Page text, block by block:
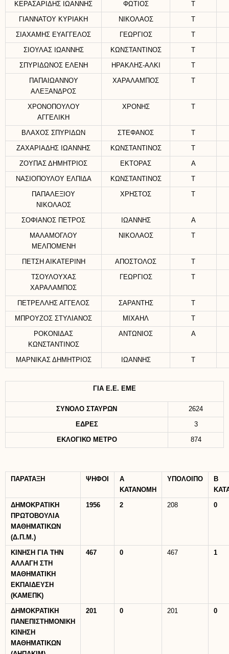
ΚΕΡΑΣΑΡΙΔΗΣ ΙΩΑΝΝΗΣ ΦΩΤΙΟΣ
ΓΙΑΝΝΑΤΟΥ ΚΥΡΙΑΚΗ ΝΙΚΟΛΑΟΣ
ΣΙΑΧΑΜΗΣ ΕΥΑΓΓΕΛΟΣ ΓΕΩΡΓΙΟΣ
ΣΙΟΥΛΑΣ ΙΩΑΝΝΗΣ ΚΩΝΣΤΑΝΤΙΝΟΣ
ΣΠΥΡΙΔΩΝΟΣ ΕΛΕΝΗ ΗΡΑΚΛΗΣ-ΑΛΚΙ
ΠΑΠΑΙΩΑΝΝΟΥ
ΑΛΕΞΑΝΔΡΟΣ
ΧΑΡΑΛΑΜΠΟΣ
ΧΡΟΝΟΠΟΥΛΟΥ
ΑΓΓΕΛΙΚΗ
ΧΡΟΝΗΣ
ΒΛΑΧΟΣ ΣΠΥΡΙΔΩΝ ΣΤΕΦΑΝΟΣ
ΖΑΧΑΡΙΑΔΗΣ ΙΩΑΝΝΗΣ ΚΩΝΣΤΑΝΤΙΝΟΣ
ΖΟΥΠΑΣ ΔΗΜΗΤΡΙΟΣ ΕΚΤΟΡΑΣ Α
ΝΑΣΙΟΠΟΥΛΟΥ ΕΛΠΙΔΑ ΚΩΝΣΤΑΝΤΙΝΟΣ
ΠΑΠΑΛΕΞΙΟΥ
ΝΙΚΟΛΑΟΣ
ΧΡΗΣΤΟΣ
ΣΟΦΙΑΝΟΣ ΠΕΤΡΟΣ ΙΩΑΝΝΗΣ Α
ΜΑΛΑΜΟΓΛΟΥ
ΜΕΛΠΟΜΕΝΗ
ΝΙΚΟΛΑΟΣ
ΠΕΤΣΗ ΑΙΚΑΤΕΡΙΝΗ ΑΠΟΣΤΟΛΟΣ
ΤΣΟΥΛΟΥΧΑΣ
ΧΑΡΑΛΑΜΠΟΣ
ΓΕΩΡΓΙΟΣ
ΠΕΤΡΕΛΛΗΣ ΑΓΓΕΛΟΣ ΣΑΡΑΝΤΗΣ
ΜΠΡΟΥΖΟΣ ΣΤΥΛΙΑΝΟΣ ΜΙΧΑΗΛ
ΡΟΚΟΝΙΔΑΣ
ΚΩΝΣΤΑΝΤΙΝΟΣ
ΑΝΤΩΝΙΟΣ Α
ΜΑΡΝΙΚΑΣ ΔΗΜΗΤΡΙΟΣ ΙΩΑΝΝΗΣ
ΓΙΑ Ε.Ε. ΕΜΕ
ΣΥΝΟΛΟ ΣΤΑΥΡΩΝ 2624
ΕΔΡΕΣ 3
ΕΚΛΟΓΙΚΟ ΜΕΤΡΟ 874
ΠΑΡΑΤΑΞΗ ΨΗΦΟΙ
Α
ΚΑΤΑΝΟΜΗ
ΥΠΟΛΟΙΠΟ
B
ΔΗΜΟΚΡATIKH
ΠΡΩΤΟΒΟΥΛΙΑ
ΜΑΘΗΜΑΤΙΚΩΝ
(Δ.Π.Μ.)
1956 2 208 0
ΚΙΝΗΣΗ ΓΙΑ ΤΗΝ
ΑΛΛΑΓΗ ΣΤΗ
ΜΑΘΗΜΑΤΙΚΗ
ΕΚΠΑΙΔΕΥΣΗ
(ΚΑΜΕΠΚ)
467 0 467 1
ΔΗΜΟΚΡΑΤΙΚΗ
ΠΑΝΕΠΙΣΤΗΜΟΝΙΚΗ
ΚΙΝΗΣΗ
ΜΑΘΗΜΑΤΙΚΩΝ
201 0 201 0